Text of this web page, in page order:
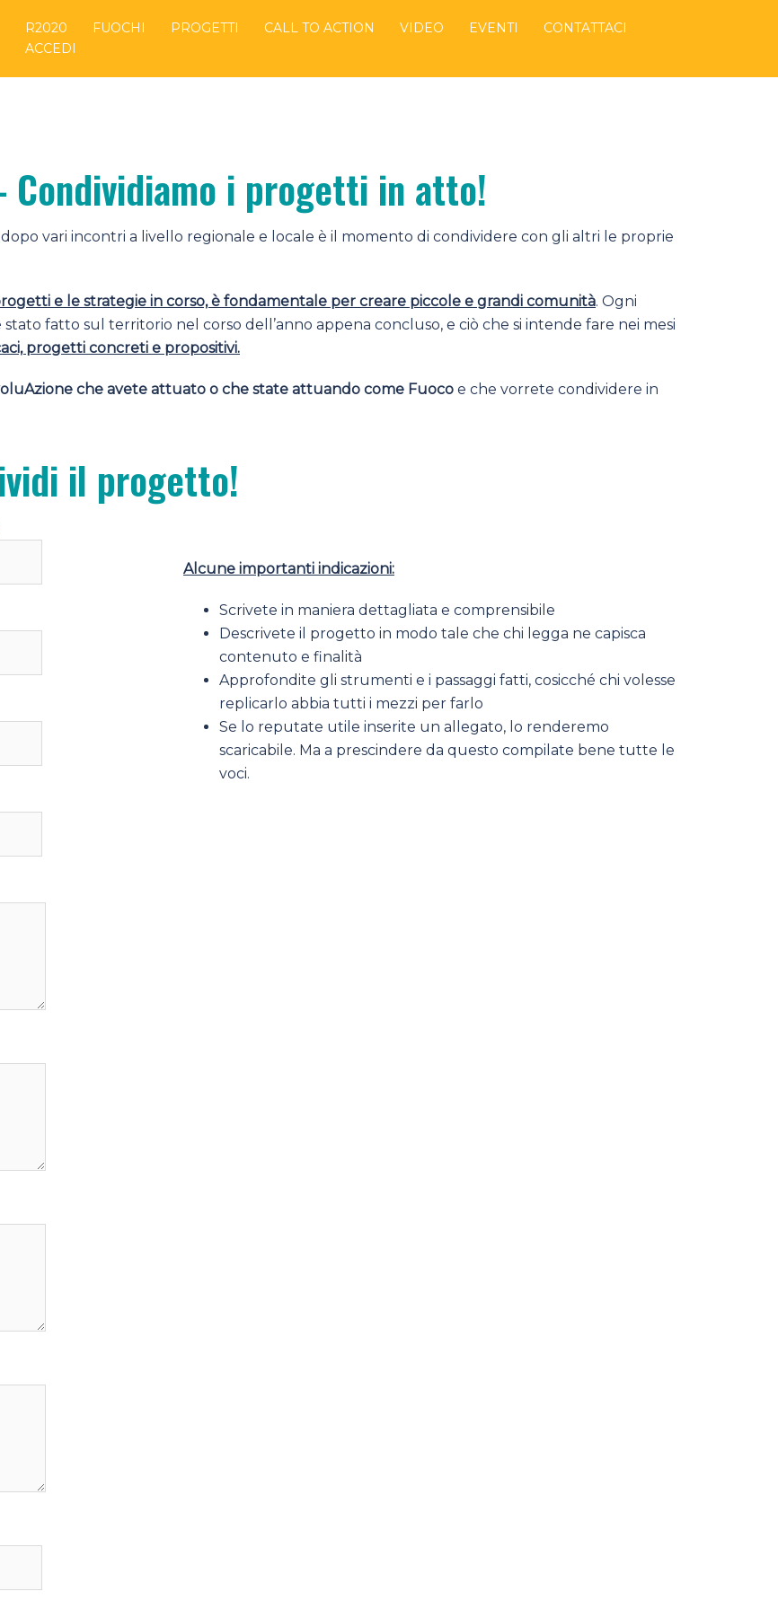
R2020 FUOCHI PROGETTI CALL TO ACTION VIDEO EVENTI
CONTATTACI
ACCEDI
Condividiamo i progetti in atto!
vari incontri a livello regionale e locale è il momento di condividere con gli altri le proprie
e le strategie in corso, è fondamentale per creare piccole e grandi comunità. Ogni
stato fatto sul territorio nel corso dell’anno appena concluso, e ciò che si intende fare nei mesi
progetti concreti e propositivi.
che avete attuato o che state attuando come Fuoco e che vorrete condividere in
il progetto!
Alcune importanti indicazioni:
Scrivete in maniera dettagliata e comprensibile
Descrivete il progetto in modo tale che chi legga ne capisca
contenuto e finalità
Approfondite gli strumenti e i passaggi fatti, cosicché chi volesse
replicarlo abbia tutti i mezzi per farlo
Se lo reputate utile inserite un allegato, lo renderemo
scaricabile. Ma a prescindere da questo compilate bene tutte le
voci.